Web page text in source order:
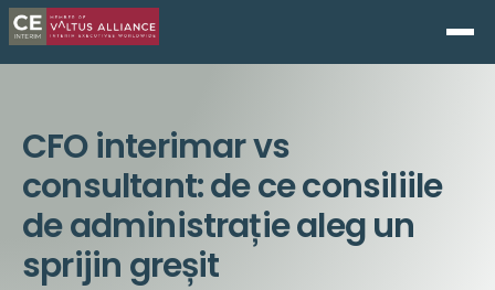
CFO interimar vs
consultant: de ce consiliile
de administrație aleg un
sprijin greșit